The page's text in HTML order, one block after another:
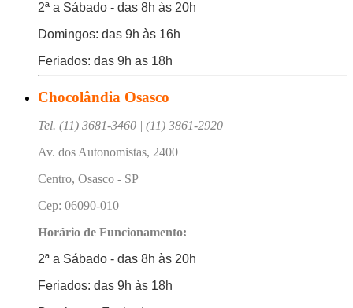
2ª a Sábado - das 8h às 20h
Domingos: das 9h às 16h
Feriados: das 9h as 18h
Chocolândia Osasco
Tel. (11) 3681-3460 | (11) 3861-2920
Av. dos Autonomistas, 2400
Centro, Osasco - SP
Cep: 06090-010
Horário de Funcionamento:
2ª a Sábado - das 8h às 20h
Feriados: das 9h às 18h